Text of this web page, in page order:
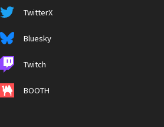
TwitterX
Bluesky
Twitch
BOOTH